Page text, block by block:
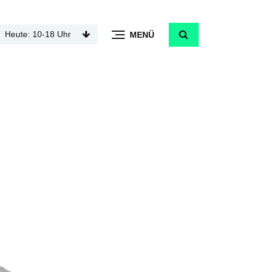
Heute: 10-18 Uhr MENÜ